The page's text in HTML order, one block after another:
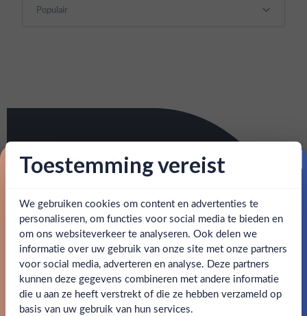
Ben jij 18 jaar of ouder?
Ja Nee
Toestemming vereist
We gebruiken cookies om content en advertenties te
personaliseren, om functies voor social media te bieden en
om ons websiteverkeer te analyseren. Ook delen we
informatie over uw gebruik van onze site met onze partners
voor social media, adverteren en analyse. Deze partners
kunnen deze gegevens combineren met andere informatie
die u aan ze heeft verstrekt of die ze hebben verzameld op
basis van uw gebruik van hun services.
Proost op je eerste korting!
Schrijf je in en ontvang direct 5% korting op je eerste
bestelling.
Email
Claim mijn korting